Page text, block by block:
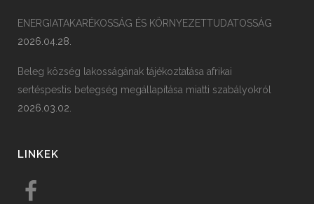
ENERGIATAKARÉKOSSÁG ÉS KÖRNYEZETTUDATOSSÁG
2026.04.28.
Beleg község lakosságának tájékoztatása afrikai
sertéspestis betegség megállapítása miatti szabályokról
2026.03.02.
LINKEK